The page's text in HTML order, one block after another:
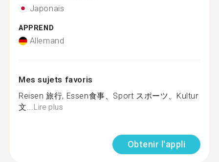
Japonais
APPREND
Allemand
Mes sujets favoris
Reisen 旅行, Essen食事、Sport スポーツ、Kultur
文...Lire plus
Obtenir l'appli